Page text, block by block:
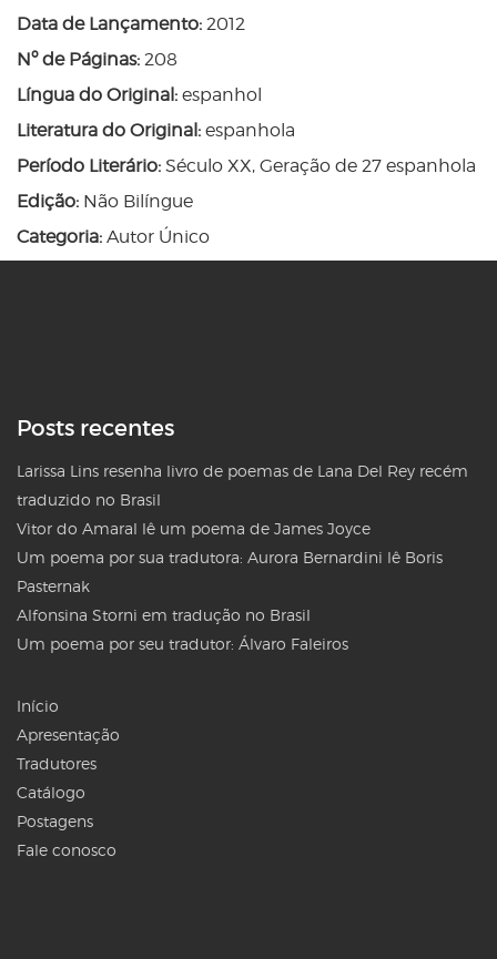
Data de Lançamento: 2012
Nº de Páginas: 208
Língua do Original: espanhol
Literatura do Original: espanhola
Período Literário: Século XX, Geração de 27 espanhola
Edição: Não Bilíngue
Categoria: Autor Único
Posts recentes
Larissa Lins resenha livro de poemas de Lana Del Rey recém
traduzido no Brasil
Vitor do Amaral lê um poema de James Joyce
Um poema por sua tradutora: Aurora Bernardini lê Boris
Pasternak
Alfonsina Storni em tradução no Brasil
Um poema por seu tradutor: Álvaro Faleiros
Início
Apresentação
Tradutores
Catálogo
Postagens
Fale conosco